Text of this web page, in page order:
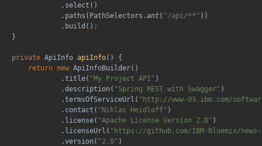
            .select()
            .paths(PathSelectors.
ant( "/api/**" ))
            .build()
;
}
private ApiInfo apiInfo() {
return new ApiInfoBuilder()
            .title(
"My Project API" )
            .description(
"Spring REST with Swagger" )
            .termsOfServiceUrl(
"http://www-03.ibm.com/
            .contact(
"Niklas Heidloff" )
            .license(
"Apache License Version 2.0" )
            .licenseUrl(
"https://github.com/IBM-Bluemix/
            .version(
"2.0" )